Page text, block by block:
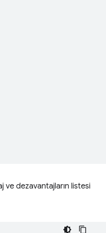
ve dezavantajların listesi